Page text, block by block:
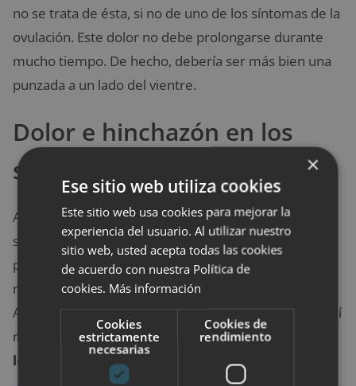
no se trata de ésta, si no de uno de los síntomas de la
ovulación. Este dolor no debe prolongarse durante
mucho tiempo. De hecho, debería ser más bien una
punzada a un lado del vientre.
Dolor e hinchazón en los
senos
Aunque no se presenten en todas las mujeres, este
síntoma de la ovulación es unos de los más
perceptibles. Al llegar los días más fértiles, muchas
notan un aumento en el tamaño de sus senos.
Además, estos adquieren una posición más rígida. Así
mismo, hay quienes manifiestan presentar
los senos
antes, durante y después de la ovulación.
×
Ese sitio web utiliza cookies
Este sitio web usa cookies para mejorar la
experiencia del usuario. Al utilizar nuestro
sitio web, usted acepta todas las cookies
de acuerdo con nuestra Política de
cookies. Más información
Cookies
estrictamente
necesarias
Cookies de
rendimiento